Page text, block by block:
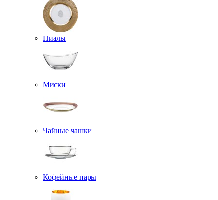
Пиалы
Миски
Чайные чашки
Кофейные пары